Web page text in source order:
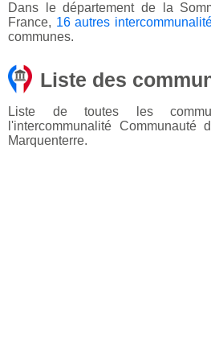
Dans le département de la
France, 16 autres
communes.
Liste des
Liste de toutes les
l'intercommunalité Communauté
Marquenterre.